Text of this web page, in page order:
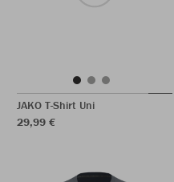
JAKO T-Shirt Uni
29,99 €